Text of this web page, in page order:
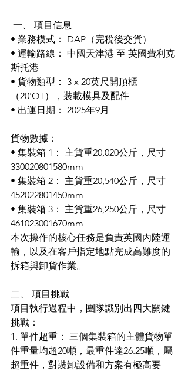
一、 項目信息
• 業務模式： DAP（完稅後交貨）
• 運輸路線： 中國天津港 至 英國費利克
斯托港
• 貨物類型： 3 x 20英尺開頂櫃
（20'OT），裝載模具及配件
• 出運日期： 2025年9月
貨物數據：
• 集裝箱 1： 主貨重20,020公斤，尺寸
330020801580mm
• 集裝箱 2： 主貨重20,540公斤，尺寸
452022801450mm
• 集裝箱 3： 主貨重26,250公斤，尺寸
461023001670mm
本次操作的核心任務是負責英國內陸運
輸，以及在客戶指定地點完成高難度的
拆箱與卸貨作業。
二、 項目挑戰
項目執行過程中，團隊識別出四大關鍵
挑戰：
1. 單件超重： 三個集裝箱的主體貨物單
件重量均超20噸，最重件達26.25噸，屬
超重件，對裝卸設備和方案有極高要